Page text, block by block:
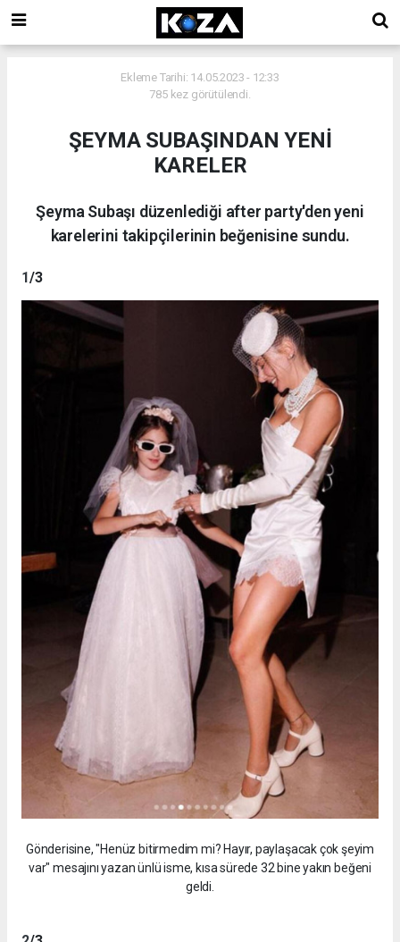
Ekleme Tarihi: 14.05.2023 - 12:33
785 kez görütülendi.
ŞEYMA SUBAŞINDAN YENİ
KARELER
Şeyma Subaşı düzenlediği after party'den yeni
karelerini takipçilerinin beğenisine sundu.
1/3
Gönderisine, "Henüz bitirmedim mi? Hayır, paylaşacak çok şeyim
var" mesajını yazan ünlü isme, kısa sürede 32 bine yakın beğeni
geldi.